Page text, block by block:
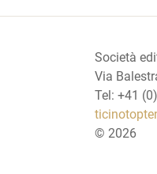
Società
Via
Tel: +41
© 2026